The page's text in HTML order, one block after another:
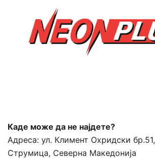
Каде може да не најдете?
Адреса: ул. Климент Охридски бр.51,
Струмица, Северна Македонија